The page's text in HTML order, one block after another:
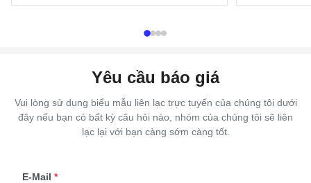
Plastic (PP) and Zinc Alloy Color Gold, silver,
funeral
Yêu cầu báo giá
Vui lòng sử dụng biểu mẫu liên lạc trực tuyến của chúng tôi dưới
đây nếu bạn có bất kỳ câu hỏi nào, nhóm của chúng tôi sẽ liên
lạc lại với bạn càng sớm càng tốt.
E-Mail *